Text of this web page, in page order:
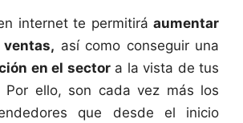
internet te permitirá aumentar
así como conseguir una
en el sectora la vista de tus
Por ello, son cada vez más los
que desde el inicio